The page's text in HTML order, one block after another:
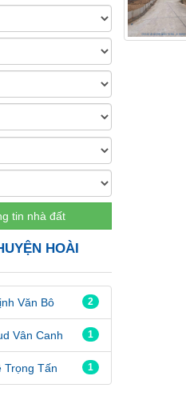
tin nhà đất
HOÀI
2
Văn Bô
1
Vân Canh
1
Trọng Tấn